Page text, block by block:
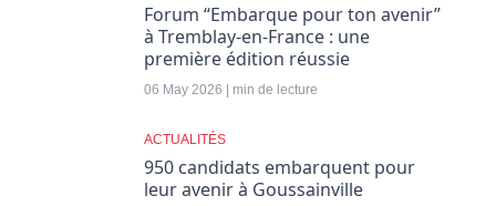
Forum “Embarque pour ton avenir”
à Tremblay-en-France : une
première édition réussie
06 May 2026 | min de lecture
ACTUALITÉS
950 candidats embarquent pour
leur avenir à Goussainville